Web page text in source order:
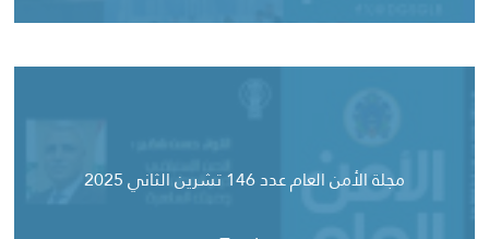
مجلة الأمن العام عدد 146 تشرين الثاني 2025